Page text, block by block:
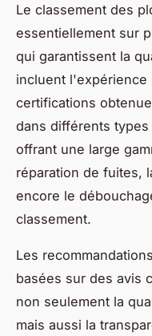
Le classement des
essentiellement sur
qui garantissent la
incluent
certifications
dans différents types
offrant une large
réparation de fuites,
encore le
classement.
Les
basées sur des avis
non seulement la
mais aussi la